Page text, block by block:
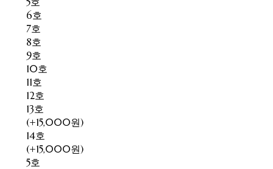
6호
7호
8호
9호
10호
11호
12호
13호
(+15,000원)
14호
(+15,000원)
5호